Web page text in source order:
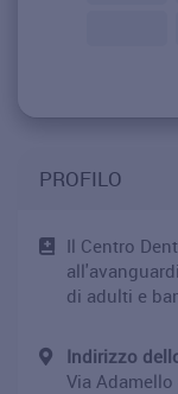
PROFILO
Il Centro
di adulti e
Indirizzo
Via